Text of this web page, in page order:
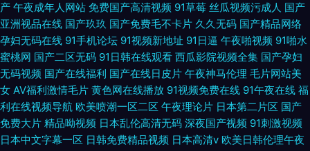
产 午夜成年人网站 免费国产高清视频 91草莓 丝瓜视频污成人 国产
亚洲视品在线 国产玖玖 国产免费毛不卡片 久久无码 国产精品网络
孕妇无码在线 91手机论坛 91视频新地址 91日逼 午夜啪视频 91啪水
蜜桃网 国产二区无码 91日韩在线观看 西瓜影院视频全集 国产孕妇
无码视频 国产在线福利 国产在线日皮片 午夜神马伦理 毛片网站美
女 AV福利激情毛片 黄色网在线播放 91视频免费在线 91午夜在线 福
利在线视频导航 欧美喷潮一区二区 午夜理论片 日本第二片区 国产
免费大片 精品呦视频 日本乱伦高清无码 深夜国产视频 91刺激视频
日本中文字幕一区 日韩免费精品视频 日本高清v 欧美日韩伦理午夜